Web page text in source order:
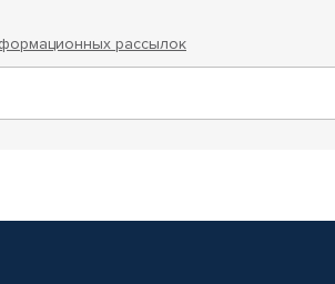
рассылок